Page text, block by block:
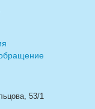
53/1